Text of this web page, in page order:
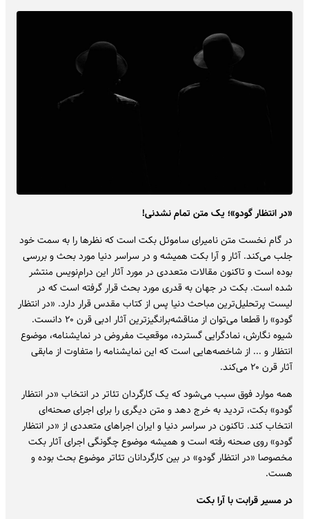
«در انتظار گودو»؛ یک متن تمام نشدنی!
در گام نخست متن نامیرای ساموئل بکت است که نظرها را به سمت خود
جلب می‌کند. آثار و آرا بکت همیشه و در سراسر دنیا مورد بحث و بررسی
بوده است و تاکنون مقالات متعددی در مورد آثار این درام‌نویس منتشر
شده است. بکت در جهان به قدری مورد بحث قرار گرفته است که در
لیست پرتحلیل‌ترین مباحث دنیا پس از کتاب مقدس قرار دارد. «در انتظار
گودو» را قطعا می‌توان از مناقشه‌برانگیزترین آثار ادبی قرن ۲۰ دانست.
شیوه نگارش، نمادگرایی گسترده، موقعیت مفروض در نمایشنامه، موضوع
انتظار و ... از شاخصه‌هایی است که این نمایشنامه را متفاوت از مابقی
آثار قرن ۲۰ می‌کند.
همه موارد فوق سبب می‌شود که یک کارگردان تئاتر در انتخاب «در انتظار
گودو» بکت، تردید به خرج دهد و متن دیگری را برای اجرای صحنه‌ای
انتخاب کند. تاکنون در سراسر دنیا و ایران اجراهای متعددی از «در انتظار
گودو» روی صحنه رفته است و همیشه موضوع چگونگی اجرای آثار بکت
مخصوصا «در انتظار گودو» در بین کارگردانان تئاتر موضوع بحث بوده و
هست.
در مسیر قرابت با آرا بکت